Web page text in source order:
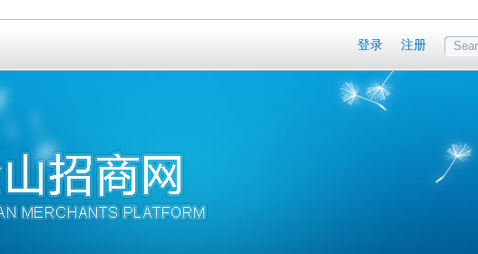
注册
登录